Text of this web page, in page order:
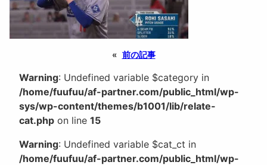
« 前の記事
Warning: Undefined variable $category in
/home/fuufuu/af-partner.com/public_html/wp-
sys/wp-content/themes/b1001/lib/relate-
cat.php on line 15
Warning: Undefined variable $cat_ct in
/home/fuufuu/af-partner.com/public_html/wp-